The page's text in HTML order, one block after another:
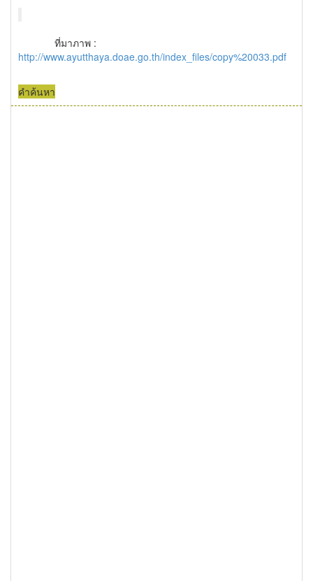
ที่มาภาพ :
http://www.ayutthaya.doae.go.th/index_files/copy%20033.pdf
คำค้นหา